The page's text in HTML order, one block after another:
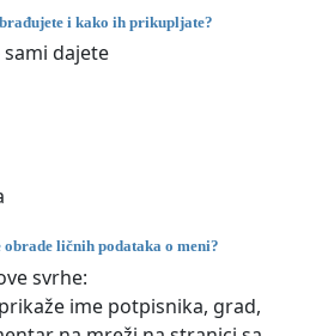
i kako ih prikupljate?
dajete
ličnih podataka o meni?
svrhe:
ime potpisnika, grad,